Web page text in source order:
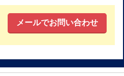
メールでお問い合わせ